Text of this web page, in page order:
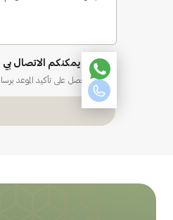
نعم، يمكنكم الاتصال
ستحصل على تأكيد الموعد